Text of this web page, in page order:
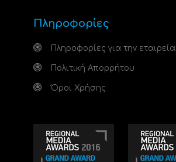
Πληροφορίες
Πληροφορίες για την εταιρεία
Πολιτική Απορρήτου
Όροι Χρήσης